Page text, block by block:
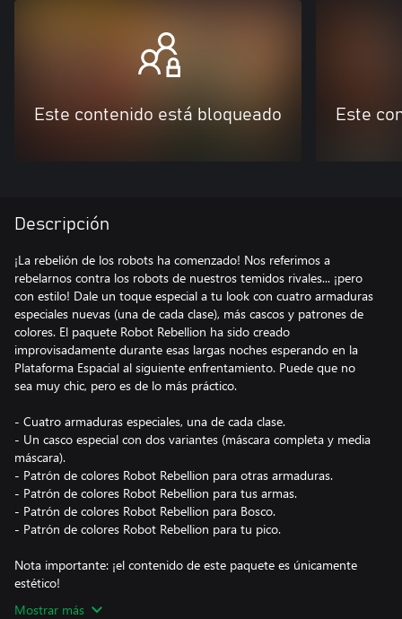
Este contenido está bloqueado Este
Descripción
¡La rebelión de los robots ha comenzado! Nos referimos a
rebelarnos contra los robots de nuestros temidos rivales... ¡pero
con estilo! Dale un toque especial a tu look con cuatro armaduras
especiales nuevas (una de cada clase), más cascos y patrones de
colores. El paquete Robot Rebellion ha sido creado
improvisadamente durante esas largas noches esperando en la
Plataforma Espacial al siguiente enfrentamiento. Puede que no
sea muy chic, pero es de lo más práctico.
- Cuatro armaduras especiales, una de cada clase.
- Un casco especial con dos variantes (máscara completa y media
máscara).
- Patrón de colores Robot Rebellion para otras armaduras.
- Patrón de colores Robot Rebellion para tus armas.
- Patrón de colores Robot Rebellion para Bosco.
- Patrón de colores Robot Rebellion para tu pico.
Nota importante: ¡el contenido de este paquete es únicamente
estético!
Mostrar más